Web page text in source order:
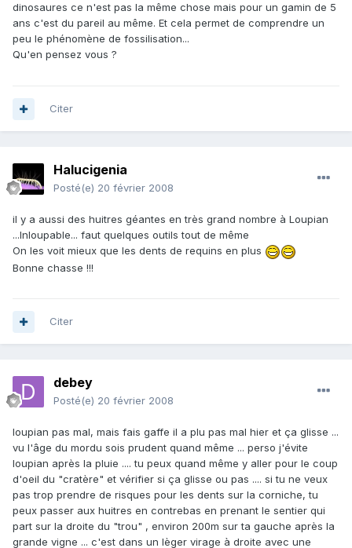
dinosaures ce n'est pas la même chose mais pour un gamin de 5
ans c'est du pareil au même. Et cela permet de comprendre un
peu le phénomène de fossilisation...
Qu'en pensez vous ?
Citer
Halucigenia
Posté(e) 20 février 2008
il y a aussi des huitres géantes en très grand nombre à Loupian
...Inloupable... faut quelques outils tout de même
On les voit mieux que les dents de requins en plus
Bonne chasse !!!
Citer
debey
Posté(e) 20 février 2008
loupian pas mal, mais fais gaffe il a plu pas mal hier et ça glisse ...
vu l'âge du mordu sois prudent quand même ... perso j'évite
loupian après la pluie .... tu peux quand même y aller pour le coup
d'oeil du "cratère" et vérifier si ça glisse ou pas .... si tu ne veux
pas trop prendre de risques pour les dents sur la corniche, tu
peux passer aux huitres en contrebas en prenant le sentier qui
part sur la droite du "trou" , environ 200m sur ta gauche après la
grande vigne ... c'est dans un lèger virage à droite avec une